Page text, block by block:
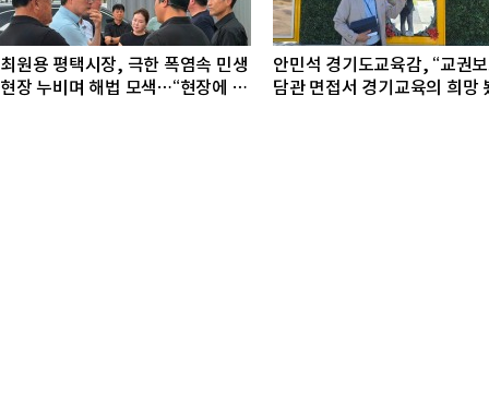
최원용 평택시장, 극한 폭염속 민생
현장 누비며 해법 모색…“현장에 답
안민석 경기도교육감, “교권
담관 면접서 경기교육의 희망